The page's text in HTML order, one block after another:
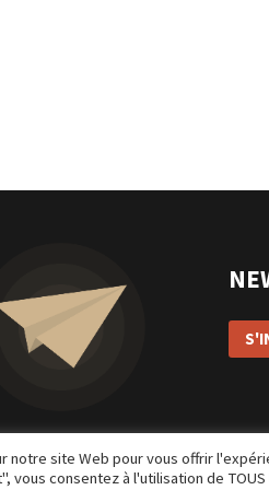
Créative–Mentions légales–
notre site Web pour vous offrir
vous consentez à l'utilisation de